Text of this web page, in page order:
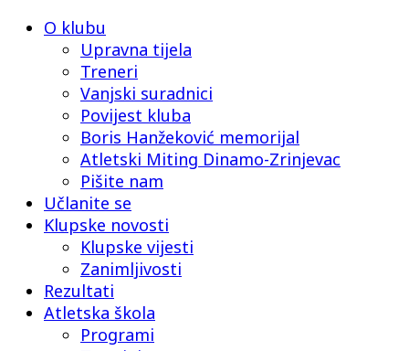
O klubu
Upravna tijela
Treneri
Vanjski suradnici
Povijest kluba
Boris Hanžeković memorijal
Atletski Miting Dinamo-Zrinjevac
Pišite nam
Učlanite se
Klupske novosti
Klupske vijesti
Zanimljivosti
Rezultati
Atletska škola
Programi